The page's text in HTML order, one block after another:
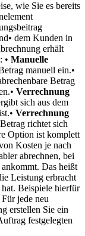
wie Sie es bereits
dem Kunden in
erhält
• Manuelle
manuell ein.•
Betrag
Verrechnung
sich aus dem
Verrechnung
richtet sich
Option ist komplett
Kosten je nach
abrechnen, bei
Das heißt
Leistung erbracht
Beispiele hierfür
jede neu
erstellen Sie ein
festgelegten